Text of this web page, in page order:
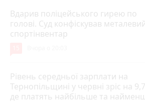
Вдарив поліцейського гирею по
голові. Суд конфіскував
спортінвентар
Рівень середньої зарплати на
Тернопільщині у червні зріс на
де платять найбільше та